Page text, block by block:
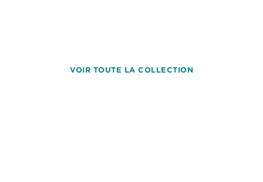
VOIR TOUTE LA COLLECTION